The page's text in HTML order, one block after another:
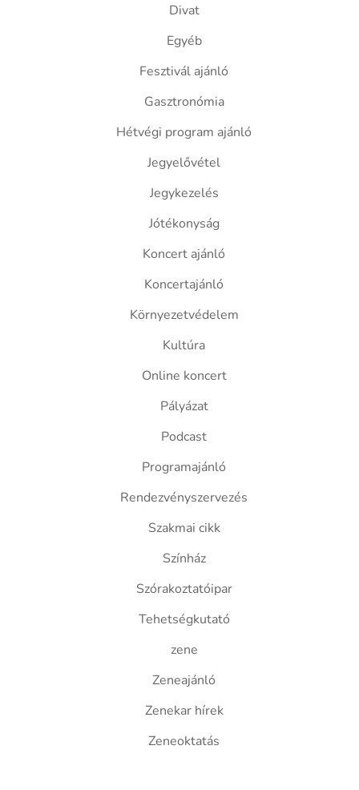
Divat
Egyéb
Fesztivál ajánló
Gasztronómia
Hétvégi program ajánló
Jegyelővétel
Jegykezelés
Jótékonyság
Koncert ajánló
Koncertajánló
Környezetvédelem
Kultúra
Online koncert
Pályázat
Podcast
Programajánló
Rendezvényszervezés
Szakmai cikk
Színház
Szórakoztatóipar
Tehetségkutató
zene
Zeneajánló
Zenekar hírek
Zeneoktatás